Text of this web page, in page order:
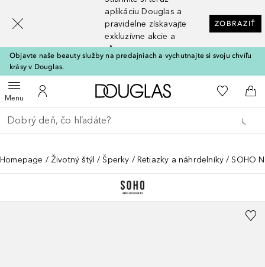
aplikáciu Douglas a
pravidelne získavajte
exkluzívne akcie a
zľavy
ZOBRAZIŤ
Objavte naše beauty služby na predajniach a vychutnajte si svoju chvíľu
krásy v Douglas.
MenuOtvoriť menuDo môjho účtu
Domov Do môjho
Do
Choď späť
Vykonajte vyhľadávanie
Homepage Životný štýl Šperky Retiazky a náhrdelníky SOHO
[navigation.slideout.screenreader]